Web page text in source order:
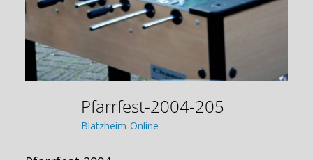
Pfarrfest-2004-205
Blatzheim-Online